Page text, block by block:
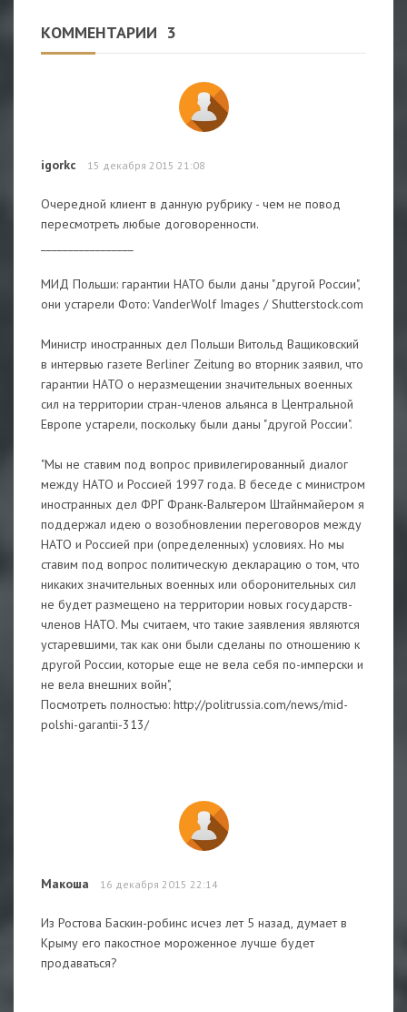
КОММЕНТАРИИ 3
igorkc 15 декабря 2015 21:08
Очередной клиент в данную рубрику - чем не повод
пересмотреть любые договоренности.
МИД Польши: гарантии НАТО были даны "другой России",
они устарели Фото: VanderWolf Images / Shutterstock.com
Министр иностранных дел Польши Витольд Ващиковский
в интервью газете Berliner Zeitung во вторник заявил, что
гарантии НАТО о неразмещении значительных военных
сил на территории стран-членов альянса в Центральной
Европе устарели, поскольку были даны "другой России".
"Мы не ставим под вопрос привилегированный диалог
между НАТО и Россией 1997 года. В беседе с министром
иностранных дел ФРГ Франк-Вальтером Штайнмайером я
поддержал идею о возобновлении переговоров между
НАТО и Россией при (определенных) условиях. Но мы
ставим под вопрос политическую декларацию о том, что
никаких значительных военных или оборонительных сил
не будет размещено на территории новых государств-
членов НАТО. Мы считаем, что такие заявления являются
устаревшими, так как они были сделаны по отношению к
другой России, которые еще не вела себя по-имперски и
не вела внешних войн",
Посмотреть полностью: http://politrussia.com/news/mid-
polshi-garantii-313/
Макоша 16 декабря 2015 22:14
Из Ростова Баскин-робинс исчез лет 5 назад, думает в
Крыму его пакостное мороженное лучше будет
продаваться?